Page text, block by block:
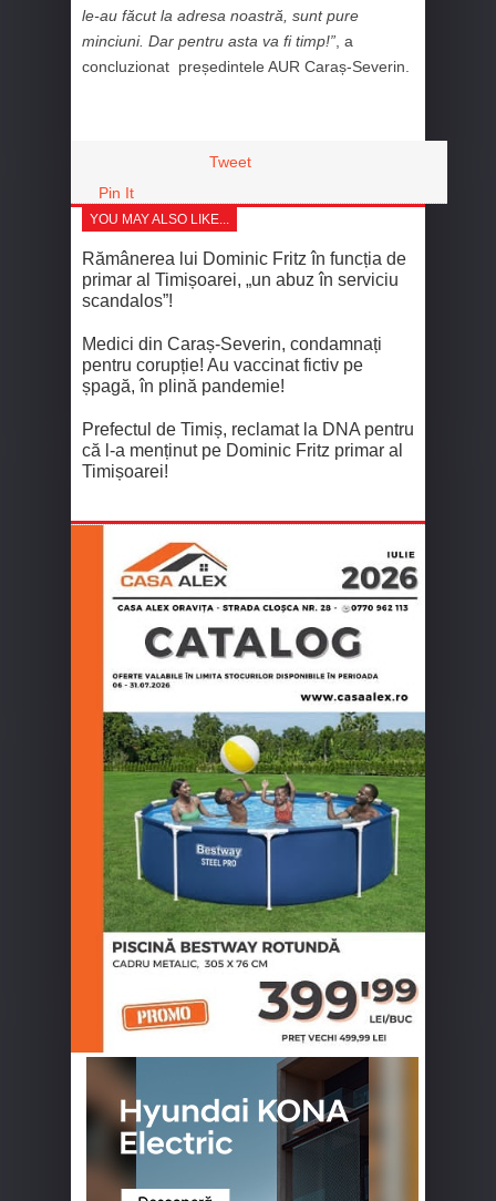
le-au făcut la adresa noastră, sunt pure
minciuni. Dar pentru asta va fi timp!” , a
concluzionat președintele AUR Caraș-Severin.
Tweet
Pin It
YOU MAY ALSO LIKE...
Rămânerea lui Dominic Fritz în funcția de
primar al Timișoarei, „un abuz în serviciu
scandalos”!
Medici din Caraș-Severin, condamnați
pentru corupție! Au vaccinat fictiv pe
șpagă, în plină pandemie!
Prefectul de Timiș, reclamat la DNA pentru
că l-a menținut pe Dominic Fritz primar al
Timișoarei!